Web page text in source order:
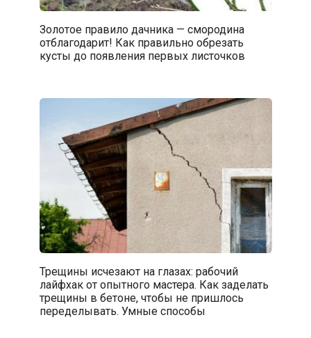
Золотое правило дачника — смородина
отблагодарит! Как правильно обрезать
кусты до появления первых листочков
Трещины исчезают на глазах: рабочий
лайфхак от опытного мастера. Как заделать
трещины в бетоне, чтобы не пришлось
переделывать. Умные способы